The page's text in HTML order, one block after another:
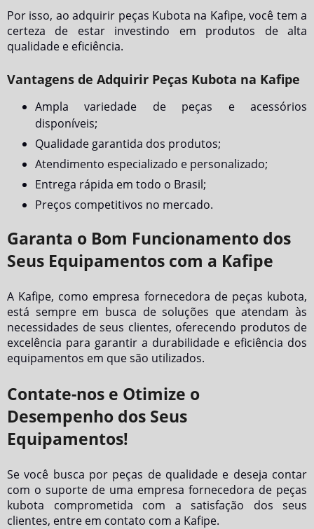
Por isso, ao adquirir peças Kubota na Kafipe, você tem a
certeza de estar investindo em produtos de alta
qualidade e eficiência.
Vantagens de Adquirir Peças Kubota na Kafipe
Ampla variedade de peças e acessórios
disponíveis;
Qualidade garantida dos produtos;
Atendimento especializado e personalizado;
Entrega rápida em todo o Brasil;
Preços competitivos no mercado.
Garanta o Bom Funcionamento dos
Seus Equipamentos com a Kafipe
A Kafipe, como empresa fornecedora de peças kubota,
está sempre em busca de soluções que atendam às
necessidades de seus clientes, oferecendo produtos de
excelência para garantir a durabilidade e eficiência dos
equipamentos em que são utilizados.
Contate-nos e Otimize o
Desempenho dos Seus
Equipamentos!
Se você busca por peças de qualidade e deseja contar
com o suporte de uma empresa fornecedora de peças
kubota comprometida com a satisfação dos seus
clientes, entre em contato com a Kafipe.